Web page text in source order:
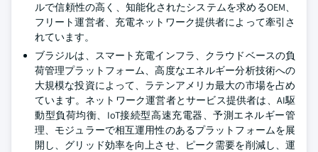
ルで信頼性の高く、知能化されたシステムを求めるOEM、
フリート運営者、充電ネットワーク提供者によって牽引さ
れています。
ブラジルは、スマート充電インフラ、クラウドベースの負
荷管理プラットフォーム、高度なエネルギー分析技術への
大規模な投資によって、ラテンアメリカ最大の市場を占め
ています。ネットワーク運営者とサービス提供者は、AI駆
動型負荷均衡、IoT接続型高速充電器、予測エネルギー管
理、モジュラーで相互運用性のあるプラットフォームを展
開し、グリッド効率を向上させ、ピーク需要を削減し、運